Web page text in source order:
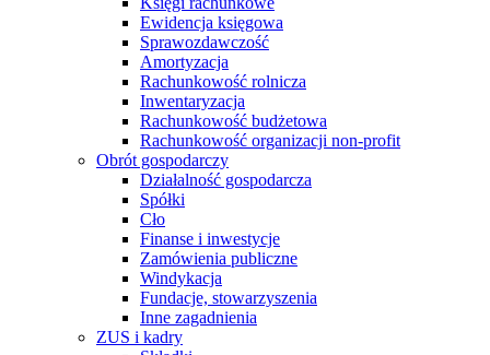
Ewidencja księgowa
Sprawozdawczość
Amortyzacja
Rachunkowość rolnicza
Inwentaryzacja
Rachunkowość budżetowa
Rachunkowość organizacji non-profit
Obrót gospodarczy
Działalność gospodarcza
Spółki
Cło
Finanse i inwestycje
Zamówienia publiczne
Windykacja
Fundacje, stowarzyszenia
Inne zagadnienia
ZUS i kadry